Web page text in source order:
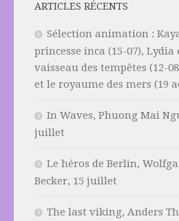
ARTICLES RÉCENTS
Sélection animation :
princesse inca (15-07), Lydia
vaisseau des tempêtes (12-
et le royaume des mers (19
In Waves, Phuong Mai
juillet
Le héros de Berlin,
Becker, 15 juillet
The last viking, Anders